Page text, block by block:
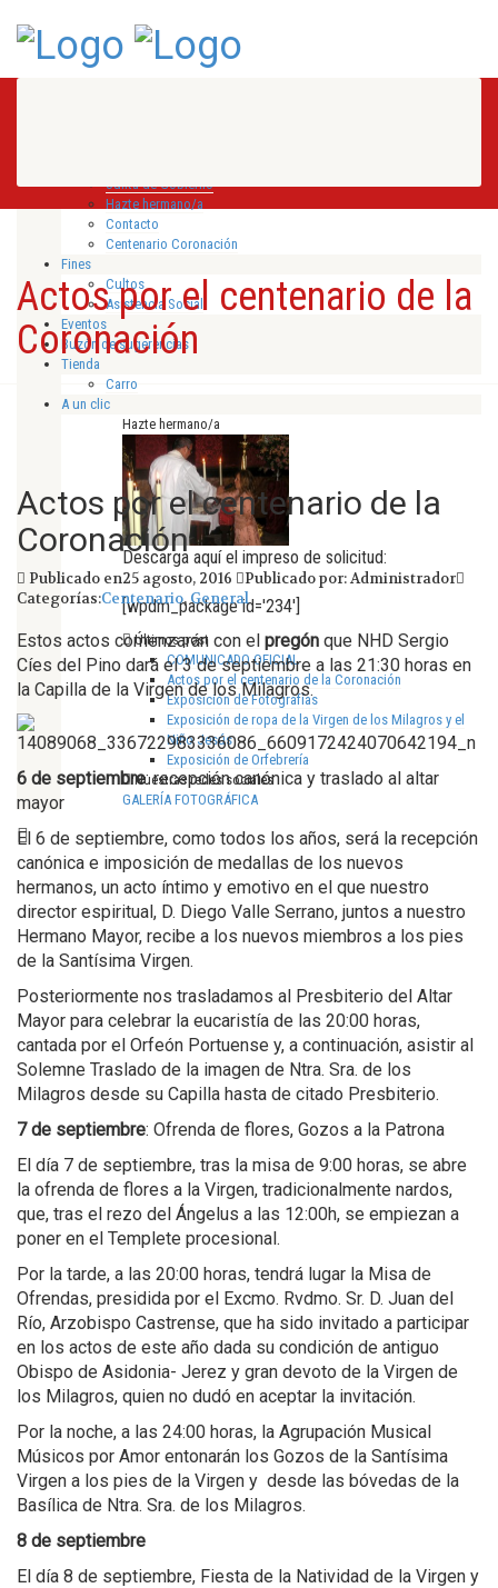
Junta de Gobierno
Hazte hermano/a
Contacto
Centenario Coronación
Fines
Cultos
Asistencia Social
Eventos
Buzón de sugerencias
Tienda
Carro
A un clic
Hazte hermano/a
Descarga aquí el impreso de solicitud:
[wpdm_package id='234']
Últimos post
COMUNICADO OFICIAL
Actos por el centenario de la Coronación
Exposición de Fotografías
Exposición de ropa de la Virgen de los Milagros y el
Niño Jesús
Exposición de Orfebrería
Nuestras redes sociales
GALERÍA FOTOGRÁFICA
Actos por el centenario de la
Coronación
Actos por el centenario de la
Coronación
Publicado en25 agosto, 2016
Publicado por: Administrador
Categorías:Centenario,General
Estos actos comenzarán con el pregón que NHD Sergio
Cíes del Pino dará el 3 de septiembre a las 21:30 horas en
la Capilla de la Virgen de los Milagros.
6 de septiembre: recepción canónica y traslado al altar
mayor
El 6 de septiembre, como todos los años, será la recepción
canónica e imposición de medallas de los nuevos
hermanos, un acto íntimo y emotivo en el que nuestro
director espiritual, D. Diego Valle Serrano, juntos a nuestro
Hermano Mayor, recibe a los nuevos miembros a los pies
de la Santísima Virgen.
Posteriormente nos trasladamos al Presbiterio del Altar
Mayor para celebrar la eucaristía de las 20:00 horas,
cantada por el Orfeón Portuense y, a continuación, asistir al
Solemne Traslado de la imagen de Ntra. Sra. de los
Milagros desde su Capilla hasta de citado Presbiterio.
7 de septiembre: Ofrenda de flores, Gozos a la Patrona
El día 7 de septiembre, tras la misa de 9:00 horas, se abre
la ofrenda de flores a la Virgen, tradicionalmente nardos,
que, tras el rezo del Ángelus a las 12:00h, se empiezan a
poner en el Templete procesional.
Por la tarde, a las 20:00 horas, tendrá lugar la Misa de
Ofrendas, presidida por el Excmo. Rvdmo. Sr. D. Juan del
Río, Arzobispo Castrense, que ha sido invitado a participar
en los actos de este año dada su condición de antiguo
Obispo de Asidonia- Jerez y gran devoto de la Virgen de
los Milagros, quien no dudó en aceptar la invitación.
Por la noche, a las 24:00 horas, la Agrupación Musical
Músicos por Amor entonarán los Gozos de la Santísima
Virgen a los pies de la Virgen y desde las bóvedas de la
Basílica de Ntra. Sra. de los Milagros.
8 de septiembre
El día 8 de septiembre, Fiesta de la Natividad de la Virgen y